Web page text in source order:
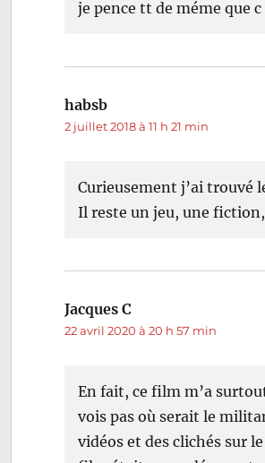
je pence tt de méme que
habsb
2 juillet 2018 à 11 h 21 min
Curieusement j’ai trouvé
Il reste un jeu, une
Jacques C
22 avril 2020 à 20 h 57 min
En fait, ce film m’a
vois pas où serait le
vidéos et des clichés sur